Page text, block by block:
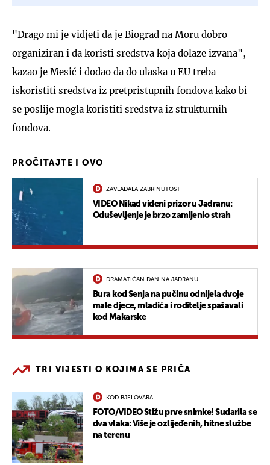
"Drago mi je vidjeti da je Biograd na Moru dobro
organiziran i da koristi sredstva koja dolaze izvana",
kazao je Mesić i dodao da do ulaska u EU treba
iskoristiti sredstva iz pretpristupnih fondova kako bi
se poslije mogla koristiti sredstva iz strukturnih
fondova.
PROČITAJTE I OVO
ZAVLADALA ZABRINUTOST
VIDEO Nikad viđeni prizor u Jadranu:
Oduševljenje je brzo zamijenio strah
DRAMATIČAN DAN NA JADRANU
Bura kod Senja na pučinu odnijela dvoje
male djece, mladića i roditelje spašavali
kod Makarske
TRI VIJESTI O KOJIMA SE PRIČA
KOD BJELOVARA
FOTO/VIDEO Stižu prve snimke! Sudarila se
dva vlaka: Više je ozlijeđenih, hitne službe
na terenu